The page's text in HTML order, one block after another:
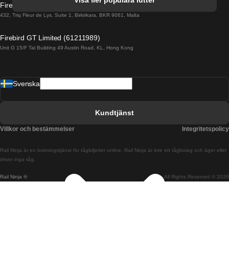
Tåg från Porto till Faro
Tåg från Barcelona till Madrid
Tåg från Budapest till Bratislava
Firebird GT Limited (OC 1451)
432, Triq Fleur de Lys, Suite 1, Birkirkara, BKR 9061, Malta
Firebird GT Limited (61211989)
Unit G 15/F Tal Building 49 Austin Road, KL, Hong Kong
Rail Ninja ® All Rights Reserved © 2026
Rail Ninja är en bokningstjänst för tågbiljetter online. Rail Ninja är inte ett tågbolag och äger eller
driver inga tåg.
Svenska
Kundtjänst
Villkor och bestämmelser Integritetspolicy